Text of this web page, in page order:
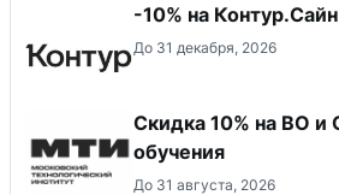
-10% на Контур.Сайн
До 31 декабря, 2026
Скидка 10% на ВО
обучения
До 31 августа, 2026